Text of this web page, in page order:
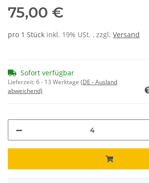
75,00 €
pro 1 Stück inkl. 19% USt. , zzgl. Versand
Sofort verfügbar
Lieferzeit:6 - 13 Werktage (DE - Ausland
abweichend)